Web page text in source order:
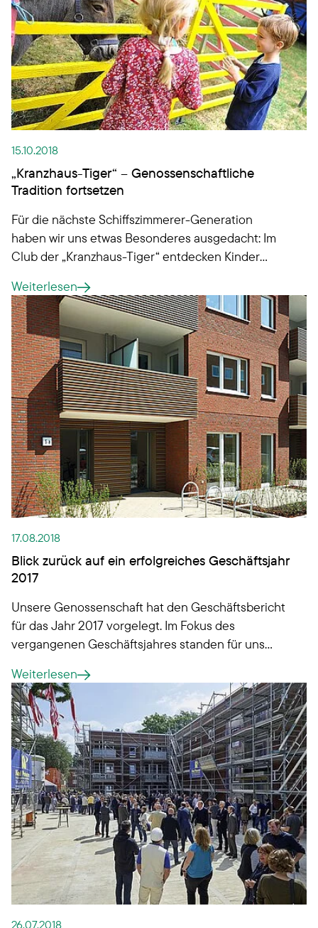
15.10.2018
„Kranzhaus-Tiger“ – Genossenschaftliche
Tradition fortsetzen
Für die nächste Schiffszimmerer-Generation
haben wir uns etwas Besonderes ausgedacht: Im
Club der „Kranzhaus-Tiger“ entdecken Kinder
Genossenschaft. Unter anderem warten
spannende Veranstaltungen auf sie …
Weiterlesen
17.08.2018
Blick zurück auf ein erfolgreiches Geschäftsjahr
2017
Unsere Genossenschaft hat den Geschäftsbericht
für das Jahr 2017 vorgelegt. Im Fokus des
vergangenen Geschäftsjahres standen für uns
unseres Wohnungsbestands. Mit großen
Neubauprojekten schaffen wir für unsere
Mitglieder attraktiven Wohnraum - in allen
Lebensphasen. Denn wir realisieren erstmals in
unserer Geschichte neue Wohnformen.
Weiterlesen
26.07.2018